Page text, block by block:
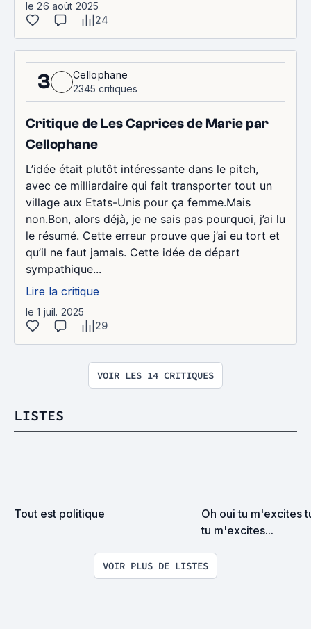
le 26 août 2025
24
3
Cellophane
2345 critiques
Critique de Les Caprices de Marie par
Cellophane
L’idée était plutôt intéressante dans le pitch,
avec ce milliardaire qui fait transporter tout un
village aux Etats-Unis pour ça femme.Mais
non.Bon, alors déjà, je ne sais pas pourquoi, j’ai lu
le résumé. Cette erreur prouve que j’ai eu tort et
qu’il ne faut jamais. Cette idée de départ
sympathique...
Lire la critique
le 1 juil. 2025
29
VOIR LES 14 CRITIQUES
LISTES
Tout est politique
Oh oui tu m'excites
tu m'excites...
VOIR PLUS DE LISTES